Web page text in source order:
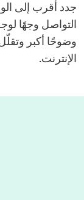
جدد أقرب إلى
التواصل وجهًا
وضوحًا أكبر
الإنترنت.